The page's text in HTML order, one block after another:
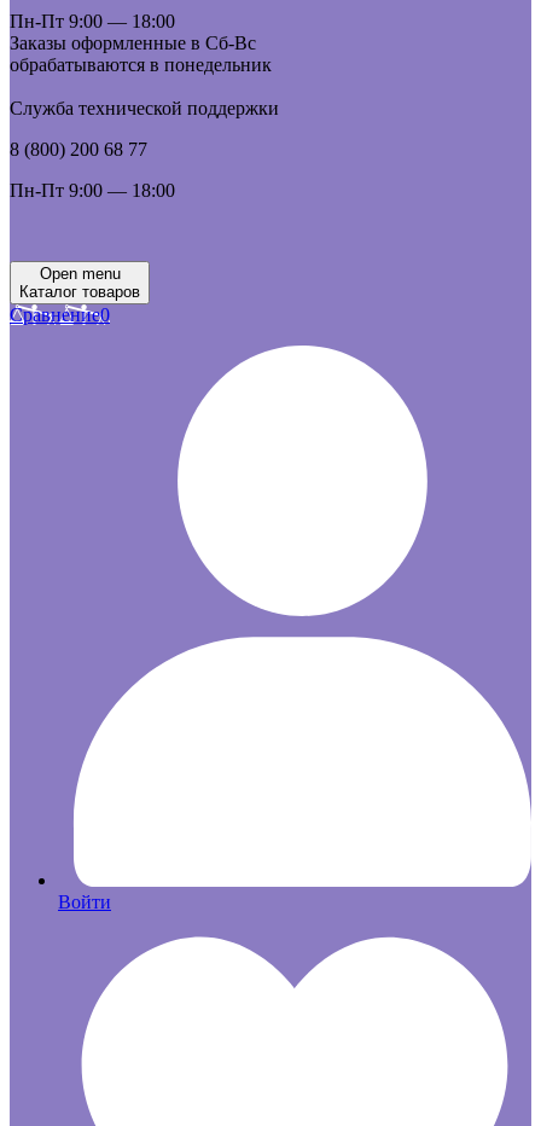
Пн-Пт 9:00 — 18:00
Заказы оформленные в Сб-Вс
обрабатываются в понедельник
Служба технической поддержки
8 (800) 200 68 77
Пн-Пт 9:00 — 18:00
Open menu
Каталог товаров
Сравнение0
Войти